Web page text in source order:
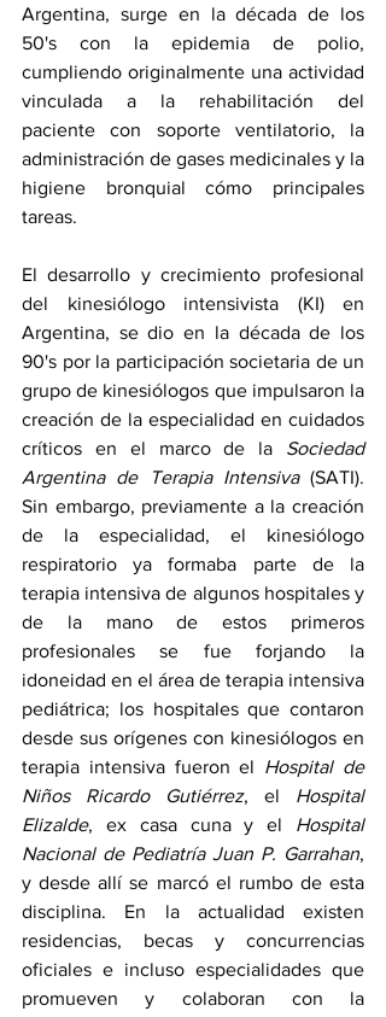
Argentina, surge en la década de los
50's con la epidemia de polio,
cumpliendo originalmente una actividad
vinculada a la rehabilitación del
paciente con soporte ventilatorio, la
administración de gases medicinales y la
higiene bronquial cómo principales
tareas.
El desarrollo y crecimiento profesional
del kinesiólogo intensivista (KI) en
Argentina, se dio en la década de los
90's por la participación societaria de un
grupo de kinesiólogos que impulsaron la
creación de la especialidad en cuidados
críticos en el marco de la Sociedad
Argentina de Terapia Intensiva (SATI).
Sin embargo, previamente a la creación
de la especialidad, el kinesiólogo
respiratorio ya formaba parte de la
terapia intensiva de algunos hospitales y
de la mano de estos primeros
profesionales se fue forjando la
idoneidad en el área de terapia intensiva
pediátrica; los hospitales que contaron
desde sus orígenes con kinesiólogos en
terapia intensiva fueron el Hospital de
Niños Ricardo Gutiérrez, el Hospital
Elizalde, ex casa cuna y el Hospital
Nacional de Pediatría Juan P. Garrahan,
y desde allí se marcó el rumbo de esta
disciplina. En la actualidad existen
residencias, becas y concurrencias
oficiales e incluso especialidades que
promueven y colaboran con la